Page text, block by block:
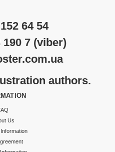
64 54
190 7 (viber)
authors.
Us